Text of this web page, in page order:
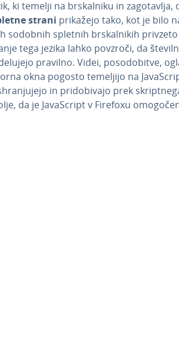
ki temelji na br­skal­ni­ku in za­go­ta­vlja,
strani prikažejo tako, kot je bilo
sodobnih spletnih br­skal­ni­kih privzeto
tega jezika lahko povzroči, da
pravilno. Videi, po­so­do­bi­tve,
okna pogosto temeljijo na
in pri­do­bi­va­jo prek
da je Ja­va­Script v Firefoxu